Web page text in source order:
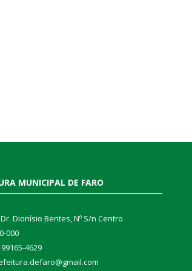
MUNICIPAL DE FARO
Dionísio Bentes, Nº S/n Centro
000
4629